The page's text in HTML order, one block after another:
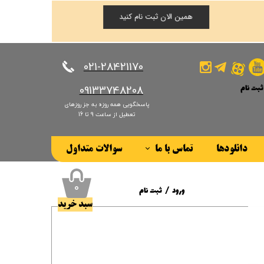
​​​​​​​021-28421170
​​​​​​​09133748208
پاسخگویی همه روزه به جز روزهای
تعطیل از ساعت 9 تا 16
دانلودها تماس با ما سوالات متداول
ثبت نام
من
واژه
همین الان ثبت نام کنید
۰
سبد خرید
ورود / ثبت نام
حساب کاربری من